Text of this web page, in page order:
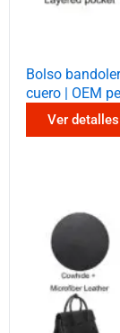
Bolso
cuero | OEM
Ver detalles